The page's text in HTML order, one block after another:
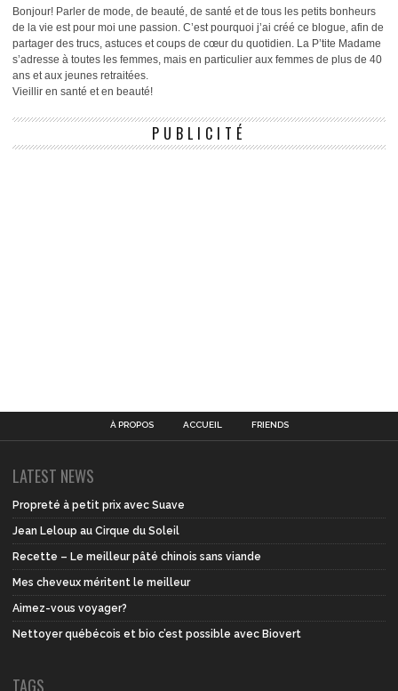
Bonjour! Parler de mode, de beauté, de santé et de tous les petits bonheurs
de la vie est pour moi une passion. C’est pourquoi j’ai créé ce blogue, afin de
partager des trucs, astuces et coups de cœur du quotidien. La P’tite Madame
s’adresse à toutes les femmes, mais en particulier aux femmes de plus de 40
ans et aux jeunes retraitées.
Vieillir en santé et en beauté!
PUBLICITÉ
À PROPOS ACCUEIL FRIENDS
LATEST NEWS
Propreté à petit prix avec Suave
Jean Leloup au Cirque du Soleil
Recette – Le meilleur pâté chinois sans viande
Mes cheveux méritent le meilleur
Aimez-vous voyager?
Nettoyer québécois et bio c’est possible avec Biovert
TAGS